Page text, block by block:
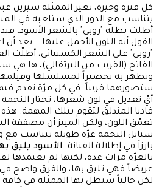
كل فترة وجيزة، تغير الممثلة سيرين
يتناسب مع الدور الذي ستلعبه في
أطلت بطلة "روبي" بالشعر الأسود،
القول أنه اللون الأجمل عليها. بعد
"روبي" على الشعر الكستنائي، أطلّت
الفاتح (القريب من البرتقالي)، ها هي
وتظهر به تحضيراً لمسلسلها وفيلمها
ستصورهما قريباً. في كل مرّة تقدم
أيّ تعديل في لون شعرها، تختار
فاديا المندلق لتقوم بتلك المهمة.
تغمّق اللون، ولكن المييز أن مصففة
ستايل النجمة غرّة طويلة تتناسب مع
بارزاً في إطلالة الفنانة. الأسود يليق
بالغرّة مرات عدة، لكنها لم تعتمدها
عريضاً فهي تليق بها، والفرق واضح في
لكن حالياً ستطل بها الممثلة في كافة